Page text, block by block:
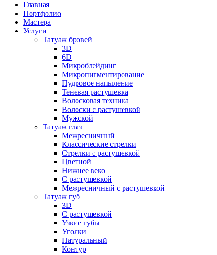
Главная
Портфолио
Мастера
Услуги
Татуаж бровей
3D
6D
Микроблейдинг
Микропигментирование
Пудровое напыление
Теневая растушевка
Волосковая техника
Волоски с растушевкой
Мужской
Татуаж глаз
Межресничный
Классические стрелки
Стрелки с растушевкой
Цветной
Нижнее веко
С растушевкой
Межресничный с растушевкой
Татуаж губ
3D
С растушевкой
Узкие губы
Уголки
Натуральный
Контур